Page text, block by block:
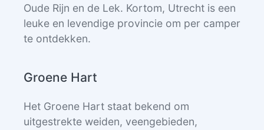
Oude Rijn en de Lek. Kortom, Utrecht is een
leuke en levendige provincie om per camper
te ontdekken.
Groene Hart
Het Groene Hart staat bekend om
uitgestrekte weiden, veengebieden,